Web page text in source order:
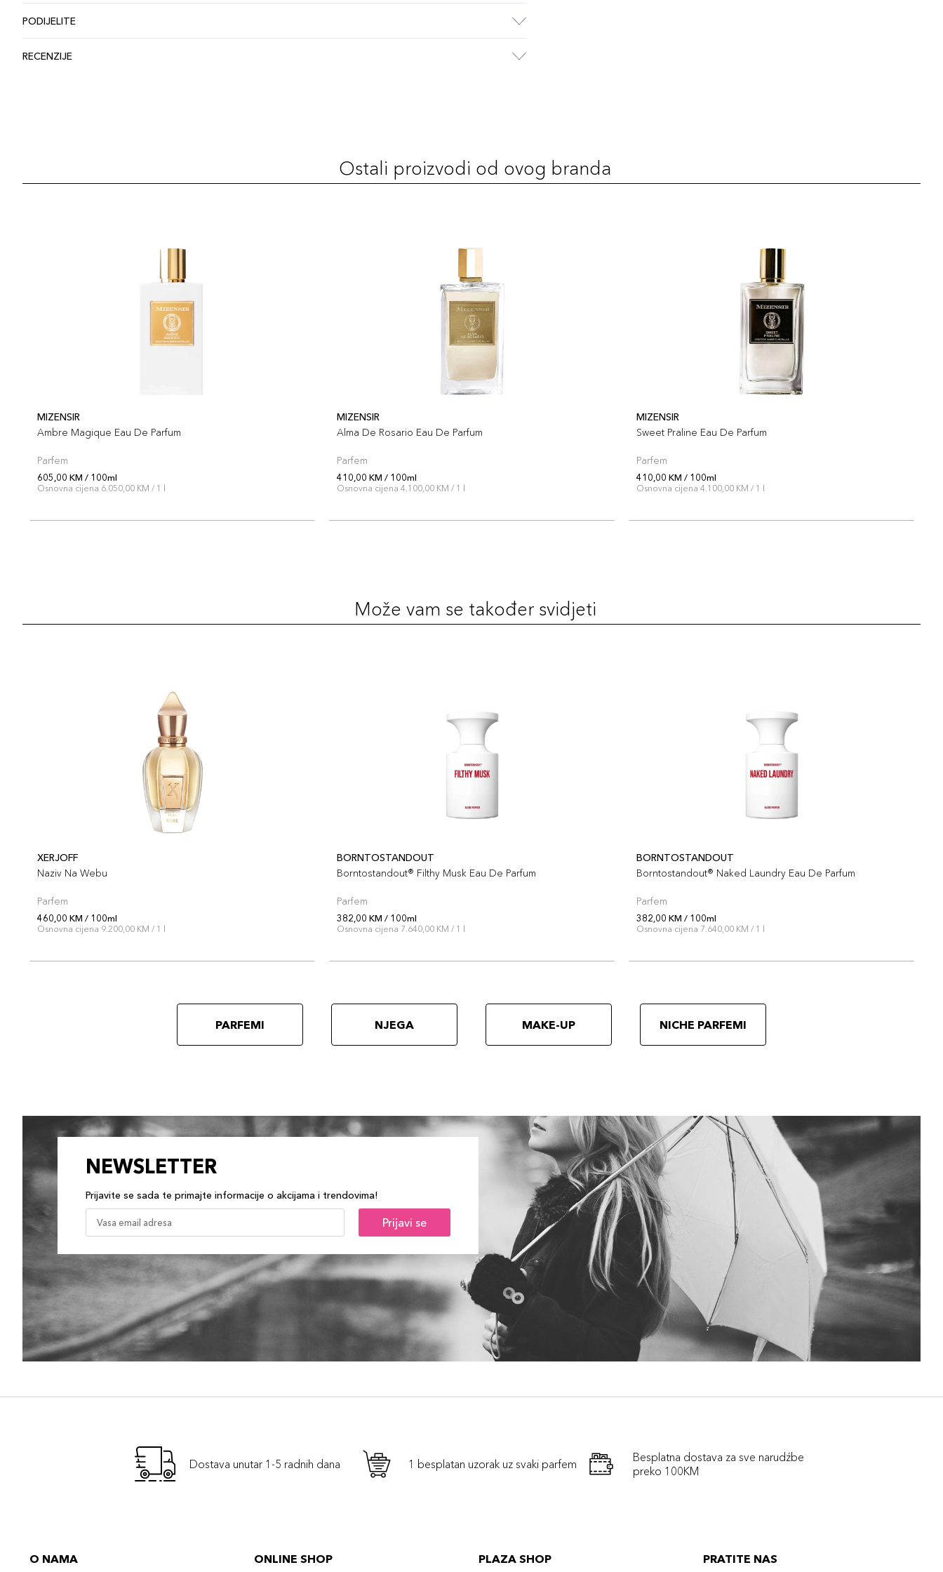
PODIJELITE
RECENZIJE
Ostali proizvodi od ovog branda
MIZENSIR
Ambre Magique Eau De Parfum
Parfem
605,00 KM / 100ml
Osnovna cijena 6.050,00 KM / 1 l
MIZENSIR
Alma De Rosario Eau De Parfum
Parfem
410,00 KM / 100ml
Osnovna cijena 4.100,00 KM / 1 l
MIZENSIR
Sweet Praline Eau De Parfum
Parfem
410,00 KM / 100ml
Osnovna cijena 4.100,00 KM / 1 l
Može vam se također svidjeti
XERJOFF
Naziv Na Webu
Parfem
460,00 KM / 100ml
Osnovna cijena 9.200,00 KM / 1 l
BORNTOSTANDOUT
Borntostandout® Filthy Musk Eau De Parfum
Parfem
382,00 KM / 100ml
Osnovna cijena 7.640,00 KM / 1 l
BORNTOSTANDOUT
Borntostandout® Naked Laundry Eau De Parfum
Parfem
382,00 KM / 100ml
Osnovna cijena 7.640,00 KM / 1 l
PARFEMI NJEGA MAKE-UP NICHE PARFEMI
NEWSLETTER
Prijavite se sada te primajte informacije o akcijama i trendovima!
Prijavi se
Dostava unutar 1-5 radnih dana 1 besplatan uzorak uz svaki parfem
Besplatna dostava za sve narudźbe
preko 100KM
O NAMA ONLINE SHOP PLAZA SHOP PRATITE NAS